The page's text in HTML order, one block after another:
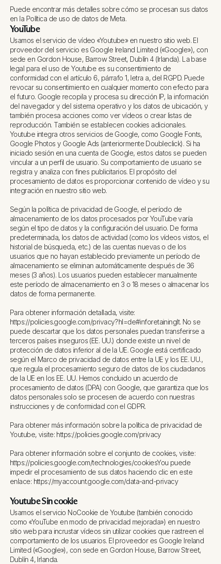
Puede encontrar más detalles sobre cómo se procesan sus datos
en la Política de uso de datos de Meta.
YouTube
Usamos el servicio de vídeo «Youtube» en nuestro sitio web. El
proveedor del servicio es Google Ireland Limited («Google»), con
sede en Gordon House, Barrow Street, Dublín 4 (Irlanda). La base
legal para el uso de Youtube es su consentimiento de
conformidad con el artículo 6, párrafo 1, letra a, del RGPD. Puede
revocar su consentimiento en cualquier momento con efecto para
el futuro. Google recopila y procesa su dirección IP, la información
del navegador y del sistema operativo y los datos de ubicación, y
también procesa acciones como ver vídeos o crear listas de
reproducción. También se establecen cookies adicionales.
Youtube integra otros servicios de Google, como Google Fonts,
Google Photos y Google Ads (anteriormente Doubleclick). Si ha
iniciado sesión en una cuenta de Google, estos datos se pueden
vincular a un perfil de usuario. Su comportamiento de usuario se
registra y analiza con fines publicitarios. El propósito del
procesamiento de datos es proporcionar contenido de vídeo y su
integración en nuestro sitio web.
Según la política de privacidad de Google, el período de
almacenamiento de los datos procesados por YouTube varía
según el tipo de datos y la configuración del usuario. De forma
predeterminada, los datos de actividad (como los vídeos vistos, el
historial de búsqueda, etc.) de las cuentas nuevas o de los
usuarios que no hayan establecido previamente un período de
almacenamiento se eliminan automáticamente después de 36
meses (3 años). Los usuarios pueden establecer manualmente
este período de almacenamiento en 3 o 18 meses o almacenar los
datos de forma permanente.
Para obtener información detallada, visite:
https://policies.google.com/privacy?hl=de#inforetainingIt. No se
puede descartar que los datos personales puedan transferirse a
terceros países inseguros (EE. UU.) donde existe un nivel de
protección de datos inferior al de la UE. Google está certificado
según el Marco de privacidad de datos entre la UE y los EE. UU.,
que regula el procesamiento seguro de datos de los ciudadanos
de la UE en los EE. UU. Hemos concluido un acuerdo de
procesamiento de datos (DPA) con Google, que garantiza que los
datos personales solo se procesen de acuerdo con nuestras
instrucciones y de conformidad con el GDPR.
Para obtener más información sobre la política de privacidad de
Youtube, visite: https://policies.google.com/privacy
Para obtener información sobre el conjunto de cookies, visite:
https://policies.google.com/technologies/cookiesYou puede
impedir el procesamiento de sus datos haciendo clic en este
enlace: https://myaccount.google.com/data-and-privacy
Youtube Sin cookie
Usamos el servicio NoCookie de Youtube (también conocido
como «YouTube en modo de privacidad mejorada») en nuestro
sitio web para incrustar vídeos sin utilizar cookies que rastreen el
comportamiento de los usuarios. El proveedor es Google Ireland
Limited («Google»), con sede en Gordon House, Barrow Street,
Dublín 4, Irlanda.